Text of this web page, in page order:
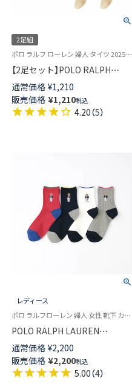
2足組
ポロ ラルフ ローレン 婦人 タイツ 2025SS 旧01861330
【2足セット】POLO RALPH
LAUREN オペイクタイツ 30デ
ニール レディース 日本製
01862330
通常価格 ¥1,210
販売価格 ¥1,210税込
4.20（5）
レディース
ポロ ラルフローレン 婦人 女性 靴下 カジュアル 2025FW
POLO RALPH LAUREN
NAUTICAL BEAR ポロベア刺し
ゅう オーガニックコットン混
日本製 クルー丈 カジュアル ソ
ックス レディース 03207239
通常価格 ¥2,200
販売価格 ¥2,200税込
5.00（4）